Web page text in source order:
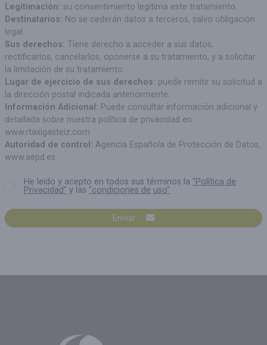
Legitimación: su consentimiento legitima este tratamiento.
Destinatarios: No se cederán datos a terceros, salvo obligación
legal.
Sus derechos: Tiene derecho a acceder a sus datos,
rectificarlos, cancelarlos, oponerse a su tratamiento, y a solicitar
la limitación de su tratamiento.
Lugar de ejercicio de sus derechos: puede remitir su solicitud a
la dirección postal indicada anteriormente.
Información Adicional: Puede consultar información adicional y
detallada sobre nuestra política de privacidad en:
www.rtaxigasteiz.com
Autoridad de control: Agencia Española de Protección de Datos,
www.aepd.es
He leído y acepto en todos sus términos la "Política de
Privacidad" y las "condiciones de uso"
Enviar